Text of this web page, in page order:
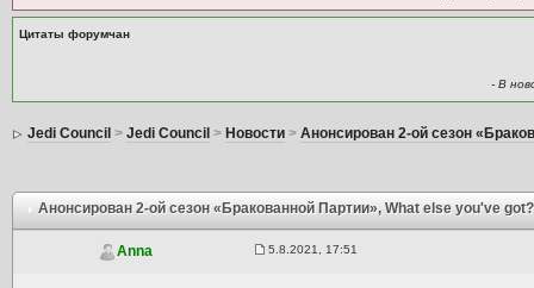
Цитаты форумчан
- В
Jedi Council > Jedi Council > Новости> Анонсирован 2-ой сезон
Анонсирован 2-ой сезон «Бракованной Партии», What else you've
Anna 5.8.2021, 17:51